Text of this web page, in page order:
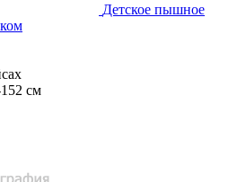
Детское пышное
см